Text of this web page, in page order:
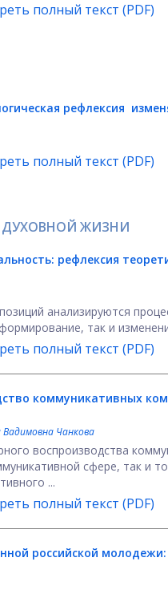
полный текст (PDF)
рефлексия
полный текст (PDF)
ЖИЗНИ
рефлексия
анализируются
так и
полный текст (PDF)
коммуникативных
Вадимовна Чанкова
воспроизводства
сфере, так и
...
полный текст (PDF)
российской